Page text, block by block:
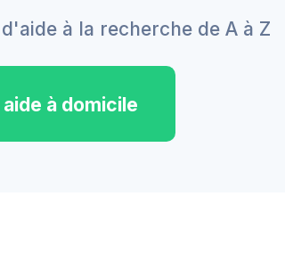
à la recherche de A à Z
à domicile